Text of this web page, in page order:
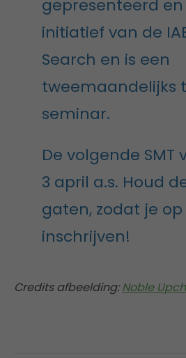
gepresenteerd en
initiatief van de
Search en is een
tweemaandelijks
seminar.
De volgende
3 april a.s. Houd
gaten, zodat je
inschrijven!
Credits afbeelding:Noble